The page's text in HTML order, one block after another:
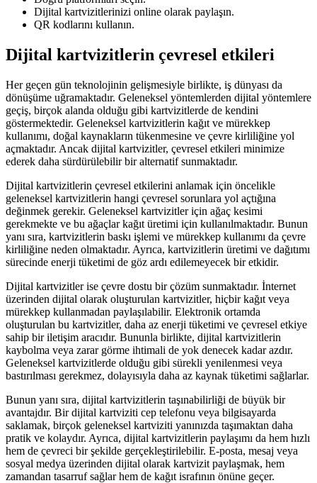
Dijital kartvizitlerinizi online olarak paylaşın.
QR kodlarını kullanın.
Dijital kartvizitlerin çevresel etkileri
Her geçen gün teknolojinin gelişmesiyle birlikte, iş dünyası da
dönüşüme uğramaktadır. Geleneksel yöntemlerden dijital yöntemlere
geçiş, birçok alanda olduğu gibi kartvizitlerde de kendini
göstermektedir. Geleneksel kartvizitlerin kağıt ve mürekkep
kullanımı, doğal kaynakların tükenmesine ve çevre kirliliğine yol
açmaktadır. Ancak dijital kartvizitler, çevresel etkileri minimize
ederek daha sürdürülebilir bir alternatif sunmaktadır.
Dijital kartvizitlerin çevresel etkilerini anlamak için öncelikle
geleneksel kartvizitlerin hangi çevresel sorunlara yol açtığına
değinmek gerekir. Geleneksel kartvizitler için ağaç kesimi
gerekmekte ve bu ağaçlar kağıt üretimi için kullanılmaktadır. Bunun
yanı sıra, kartvizitlerin baskı işlemi ve mürekkep kullanımı da çevre
kirliliğine neden olmaktadır. Ayrıca, kartvizitlerin üretimi ve dağıtımı
sürecinde enerji tüketimi de göz ardı edilemeyecek bir etkidir.
Dijital kartvizitler ise çevre dostu bir çözüm sunmaktadır. İnternet
üzerinden dijital olarak oluşturulan kartvizitler, hiçbir kağıt veya
mürekkep kullanmadan paylaşılabilir. Elektronik ortamda
oluşturulan bu kartvizitler, daha az enerji tüketimi ve çevresel etkiye
sahip bir iletişim aracıdır. Bununla birlikte, dijital kartvizitlerin
kaybolma veya zarar görme ihtimali de yok denecek kadar azdır.
Geleneksel kartvizitlerde olduğu gibi sürekli yenilenmesi veya
bastırılması gerekmez, dolayısıyla daha az kaynak tüketimi sağlarlar.
Bunun yanı sıra, dijital kartvizitlerin taşınabilirliği de büyük bir
avantajdır. Bir dijital kartviziti cep telefonu veya bilgisayarda
saklamak, birçok geleneksel kartviziti yanınızda taşımaktan daha
pratik ve kolaydır. Ayrıca, dijital kartvizitlerin paylaşımı da hem hızlı
hem de çevreci bir şekilde gerçekleştirilebilir. E-posta, mesaj veya
sosyal medya üzerinden dijital olarak kartvizit paylaşmak, hem
zamandan tasarruf sağlar hem de kağıt israfının önüne geçer.